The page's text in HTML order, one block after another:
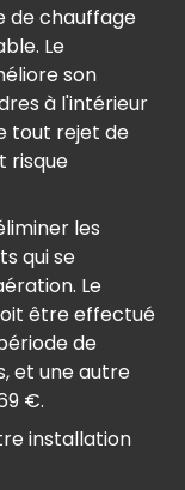
de chauffage
Le
son
à l'intérieur
tout rejet de
risque
les
qui se
Le
être effectué
de
et une autre
€.
installation